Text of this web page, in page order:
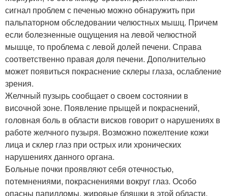
сигнал проблем с печенью можно обнаружить при
пальпаторном обследовании челюстных мышц. Причем
если болезненные ощущения на левой челюстной
мышце, то проблема с левой долей печени. Справа
соответственно правая доля печени. Дополнительно
может появиться покраснение склеры глаза, ослабление
зрения.
Желчный пузырь сообщает о своем состоянии в
височной зоне. Появление прыщей и покраснений,
головная боль в области висков говорит о нарушениях в
работе желчного пузыря. Возможно пожелтение кожи
лица и склер глаз при острых или хронических
нарушениях данного органа.
Больные почки проявляют себя отечностью,
потемнениями, покраснениями вокруг глаз. Особо
опасны папилломы, жировые бляшки в этой области.